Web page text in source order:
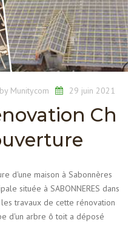
Munitycom 29 juin 2021
Ch
d'une maison à Sabonnères
située à SABONNERES dans
travaux de cette rénovation
d'un arbre ô toit a déposé